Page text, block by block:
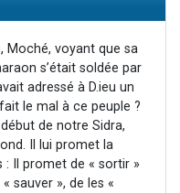
dans Torah-Box Music
3 personnes viennent de nous rejoindre sur WhatsApp
2 personnes viennent de nous rejoindre sur WhatsApp
Moché, voyant que sa
s’était soldée par
adressé à D.ieu un
le mal à ce peuple ?
de notre Sidra,
Il lui promet la
Il promet de « sortir »
sauver », de les «